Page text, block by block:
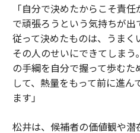
「自分で決めたからこそ責
で頑張ろうという気持ちが
従って決めたものは、うま
その人のせいにできてしま
の手綱を自分で握って歩む
して、熱量をもって前に進
ます」
松井は、候補者の価値観や